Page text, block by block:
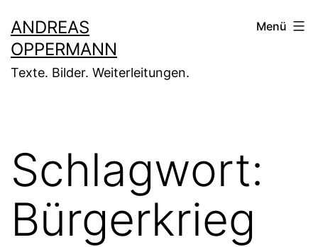
Inhalt
springen
ANDREAS
OPPERMANN
Texte. Bilder. Weiterleitungen.
Menü
Schlagwort:
Bürgerkrieg